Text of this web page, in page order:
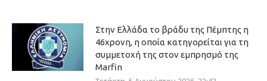
Στην Ελλάδα το βράδυ της Πέμπτης η
46χρονη, η οποία κατηγορείται για τη
συμμετοχή της στον εμπρησμό της
Marfin